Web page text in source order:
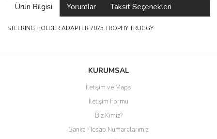
Ürün Bilgisi Yorumlar Taksit Seçenekleri
STEERING HOLDER ADAPTER 7075 TROPHY TRUGGY
Bu ürüne ilk yorumu siz yapın!
Yorum Yaz
KURUMSAL
İletişim ve Maps
İletişim Formu
Biz Kimiz?
Banka Hesap Numaralarımız